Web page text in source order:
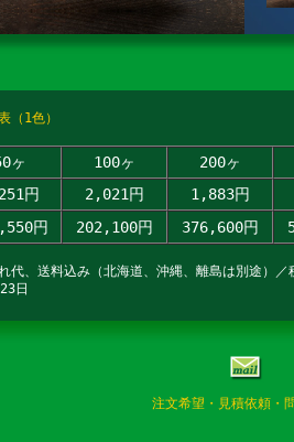
（1色）
ヶ 100ヶ 200ヶ
円 2,021円 1,883円
円 202,100円 376,600円
、送料込み（北海道、沖縄、離島は別途）／
日
注文希望・見積依頼・